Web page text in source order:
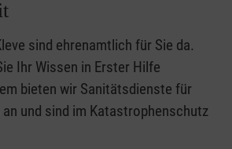
sind ehrenamtlich für Sie da.
Ihr Wissen in Erster Hilfe
bieten wir Sanitätsdienste für
und sind im Katastrophenschutz